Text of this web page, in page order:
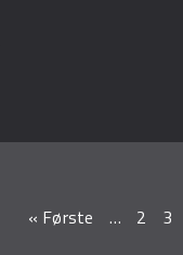
« Første … 2 3